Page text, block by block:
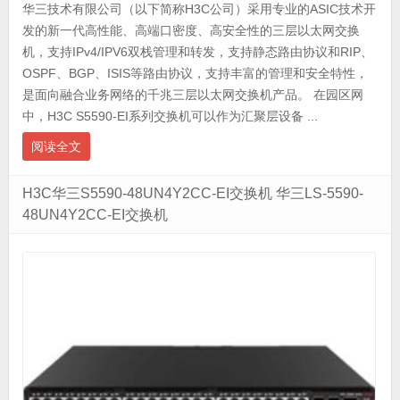
华三技术有限公司（以下简称H3C公司）采用专业的ASIC技术开
发的新一代高性能、高端口密度、高安全性的三层以太网交换
机，支持IPv4/IPV6双栈管理和转发，支持静态路由协议和RIP、
OSPF、BGP、ISIS等路由协议，支持丰富的管理和安全特性，
是面向融合业务网络的千兆三层以太网交换机产品。 在园区网
中，H3C S5590-EI系列交换机可以作为汇聚层设备 ...
阅读全文
H3C华三S5590-48UN4Y2CC-EI交换机 华三LS-5590-
48UN4Y2CC-EI交换机